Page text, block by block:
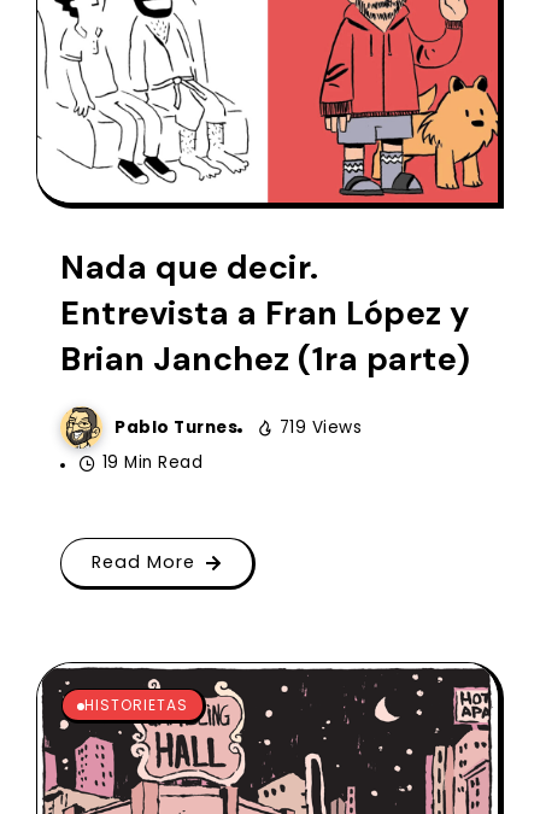
Nada que decir.
Entrevista a Fran López y
Brian Janchez (1ra parte)
Pablo Turnes
719 Views
19 Min Read
Read More
HISTORIETAS